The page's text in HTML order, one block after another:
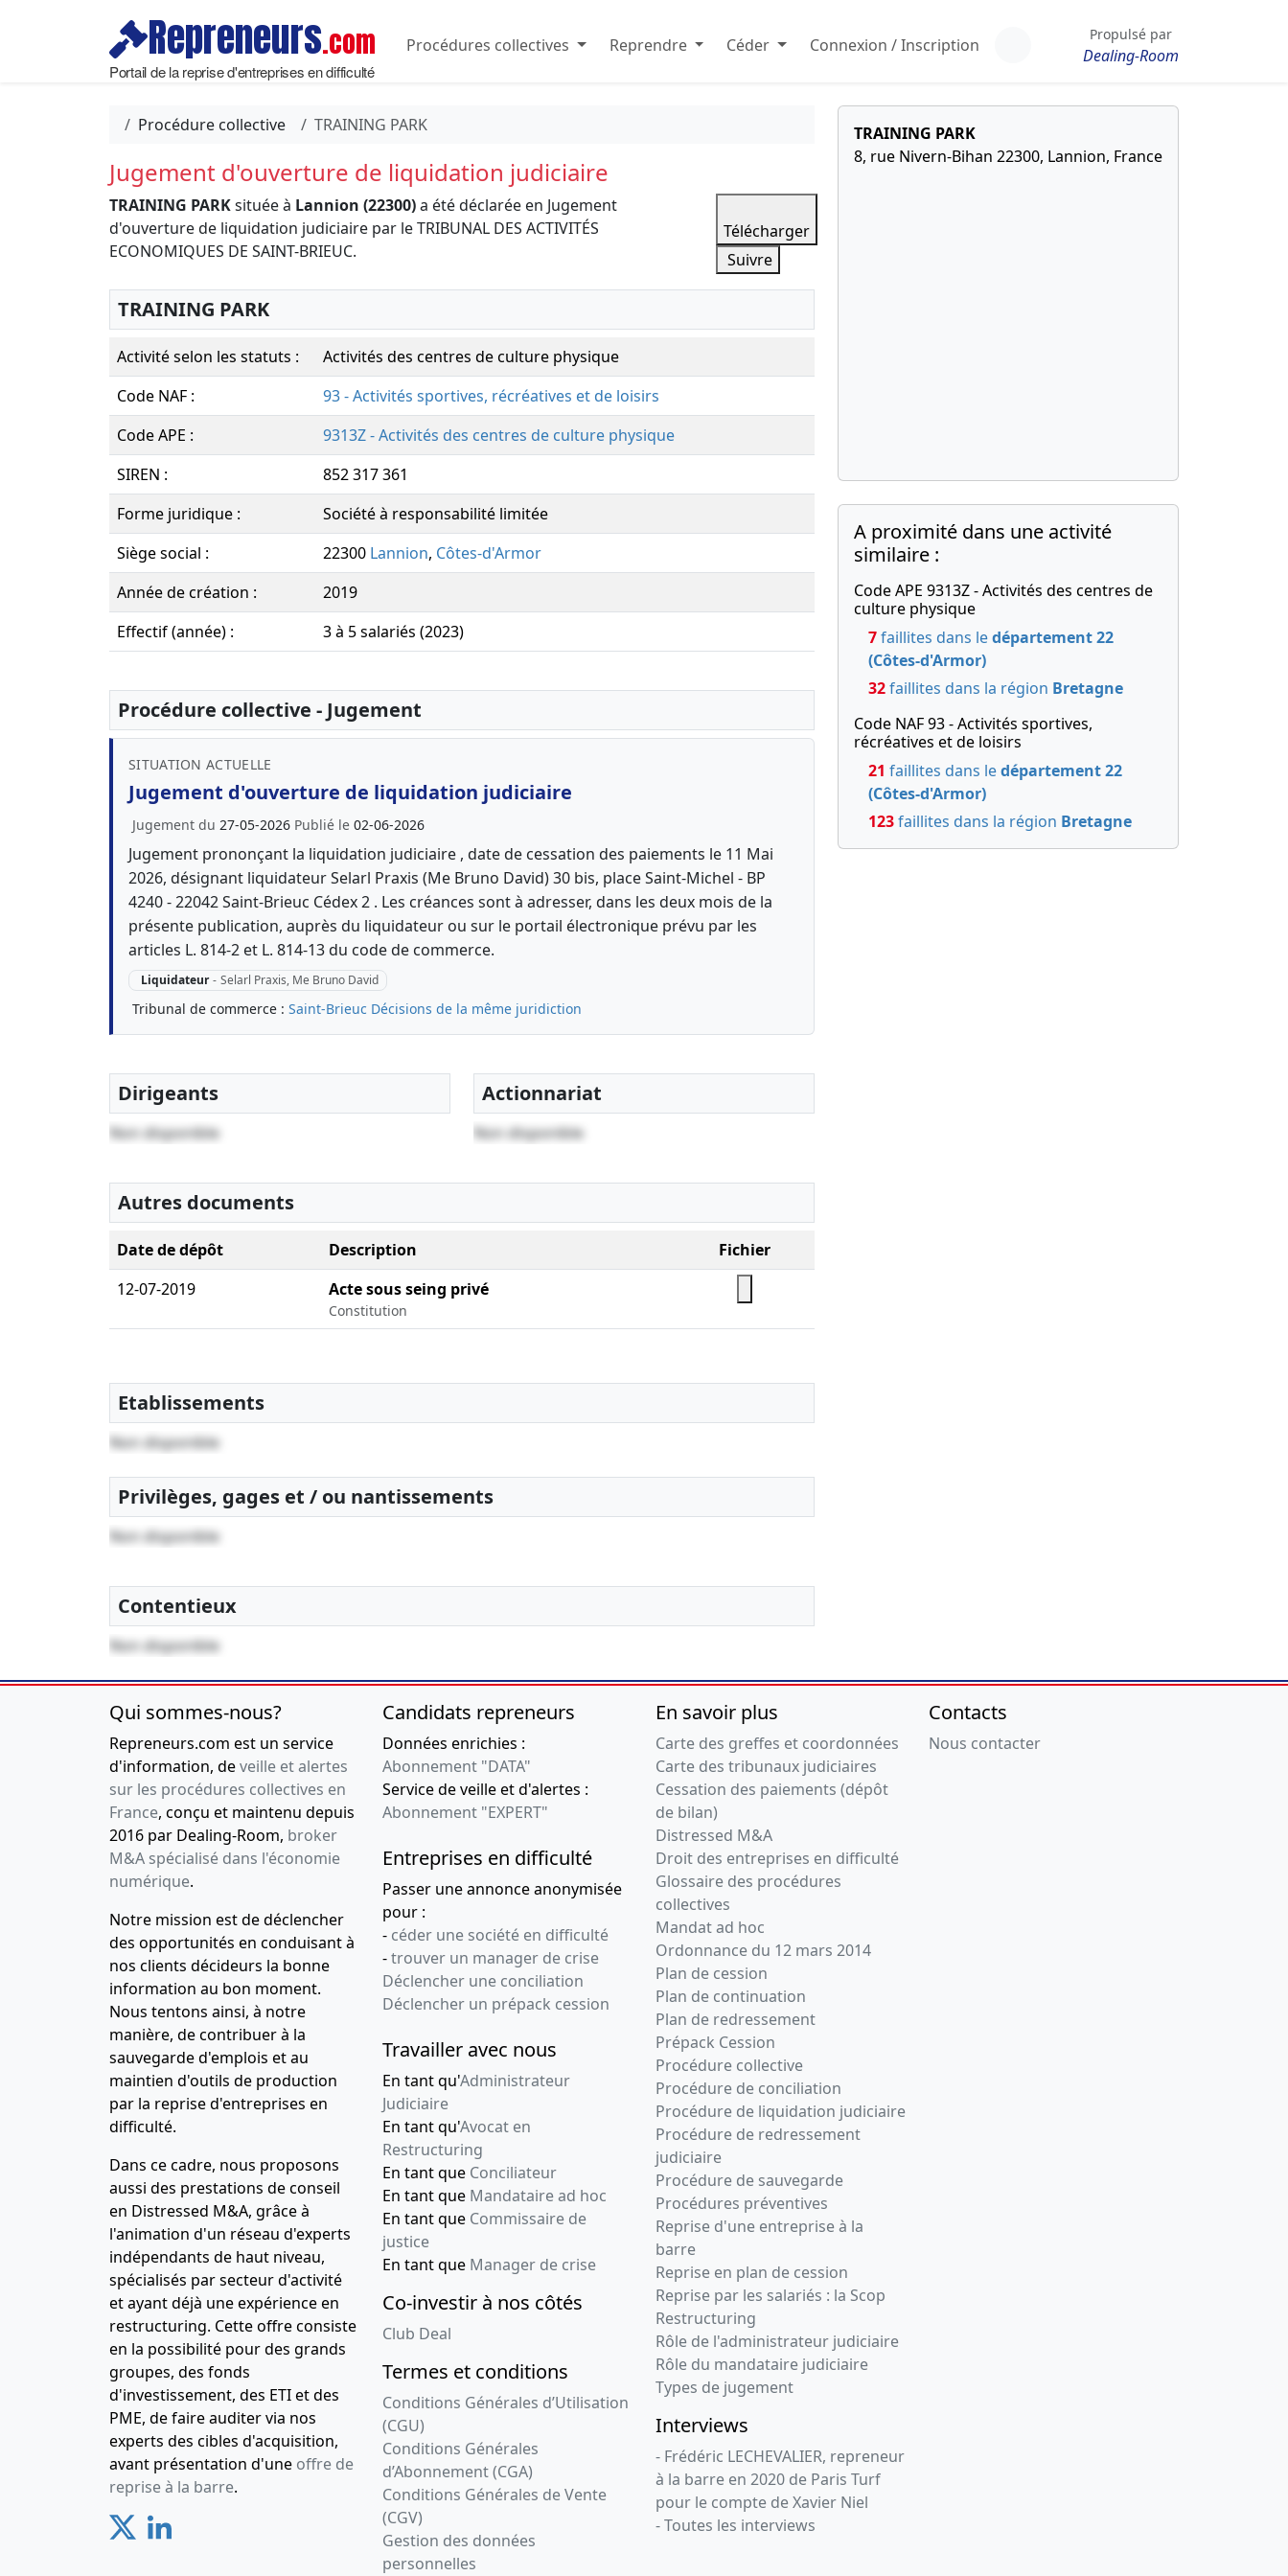
Repreneurs.com
Portail de la reprise d'entreprises en difficulté
Procédures collectives Reprendre Céder Connexion / Inscription
Propulsé par
Dealing-Room
Procédure collective TRAINING PARK
Jugement d'ouverture de liquidation judiciaire
TRAINING PARKsituée à Lannion (22300)a été déclarée en Jugement
d'ouverture de liquidation judiciaire par le TRIBUNAL DES ACTIVITÉS
ECONOMIQUES DE SAINT-BRIEUC.
Télécharger
Suivre
TRAINING PARK
Activité selon les statuts :
Activités des centres de culture physique
Code NAF :
93 - Activités sportives, récréatives et de loisirs
Code APE :
9313Z - Activités des centres de culture physique
SIREN :
852 317 361
Forme juridique :
Société à responsabilité limitée
Siège social :
22300 Lannion, Côtes-d'Armor
Année de création :
2019
Effectif (année) :
3 à 5 salariés (2023)
Procédure collective - Jugement
SITUATION ACTUELLE
Jugement d'ouverture de liquidation judiciaire
Jugement du 27-05-2026 Publié le 02-06-2026
Jugement prononçant la liquidation judiciaire , date de cessation des paiements le 11 Mai
2026, désignant liquidateur Selarl Praxis (Me Bruno David) 30 bis, place Saint-Michel - BP
4240 - 22042 Saint-Brieuc Cédex 2 . Les créances sont à adresser, dans les deux mois de la
présente publication, auprès du liquidateur ou sur le portail électronique prévu par les
articles L. 814-2 et L. 814-13 du code de commerce.
Liquidateur - Selarl Praxis, Me Bruno David
Tribunal de commerce : Saint-Brieuc Décisions de la même juridiction
Dirigeants
Non disponible
Actionnariat
Non disponible
Autres documents
Date de dépôt Description
Fichier
12-07-2019
Acte sous seing privé
Constitution
Etablissements
Non disponible
Privilèges, gages et / ou nantissements
Non disponible
Contentieux
Non disponible
TRAINING PARK
8, rue Nivern-Bihan 22300, Lannion, France
A proximité dans une activité
similaire :
Code APE 9313Z - Activités des centres de
culture physique
7faillites dans ledépartement 22
(Côtes-d'Armor)
32faillites dans la région Bretagne
Code NAF 93 - Activités sportives,
récréatives et de loisirs
21 faillites dans ledépartement 22
(Côtes-d'Armor)
123faillites dans la région Bretagne
Qui sommes-nous?
Repreneurs.com est un service
d'information, deveille et alertes
sur les procédures collectives en
France, conçu et maintenu depuis
2016 par Dealing-Room, broker
M&A spécialisé dans l'économie
numérique.
Notre mission est de déclencher
des opportunités en conduisant à
nos clients décideurs la bonne
information au bon moment.
Nous tentons ainsi, à notre
manière, de contribuer à la
sauvegarde d'emplois et au
maintien d'outils de production
par la reprise d'entreprises en
difficulté.
Dans ce cadre, nous proposons
aussi des prestations de conseil
en Distressed M&A, grâce à
l'animation d'un réseau d'experts
indépendants de haut niveau,
spécialisés par secteur d'activité
et ayant déjà une expérience en
restructuring. Cette offre consiste
en la possibilité pour des grands
groupes, des fonds
d'investissement, des ETI et des
PME, de faire auditer via nos
experts des cibles d'acquisition,
avant présentation d'une offre de
reprise à la barre.
Candidats repreneurs
Données enrichies :
Abonnement "DATA"
Service de veille et d'alertes :
Abonnement "EXPERT"
Entreprises en difficulté
Passer une annonce anonymisée
pour :
- céder une société en difficulté
-trouver un manager de crise
Déclencher une conciliation
Déclencher un prépack cession
Travailler avec nous
En tant qu'Administrateur
Judiciaire
En tant qu'Avocat en
Restructuring
En tant que Conciliateur
En tant que Mandataire ad hoc
En tant que Commissaire de
justice
En tant que Manager de crise
Co-investir à nos côtés
Club Deal
Termes et conditions
Conditions Générales d’Utilisation
(CGU)
Conditions Générales
d’Abonnement (CGA)
Conditions Générales de Vente
(CGV)
Gestion des données
personnelles
En savoir plus
Carte des greffes et coordonnées
Carte des tribunaux judiciaires
Cessation des paiements (dépôt
de bilan)
Distressed M&A
Droit des entreprises en difficulté
Glossaire des procédures
collectives
Mandat ad hoc
Ordonnance du 12 mars 2014
Plan de cession
Plan de continuation
Plan de redressement
Prépack Cession
Procédure collective
Procédure de conciliation
Procédure de liquidation judiciaire
Procédure de redressement
judiciaire
Procédure de sauvegarde
Procédures préventives
Reprise d'une entreprise à la
barre
Reprise en plan de cession
Reprise par les salariés : la Scop
Restructuring
Rôle de l'administrateur judiciaire
Rôle du mandataire judiciaire
Types de jugement
Interviews
- Frédéric LECHEVALIER, repreneur
à la barre en 2020 de Paris Turf
pour le compte de Xavier Niel
- Toutes les interviews
Contacts
Nous contacter